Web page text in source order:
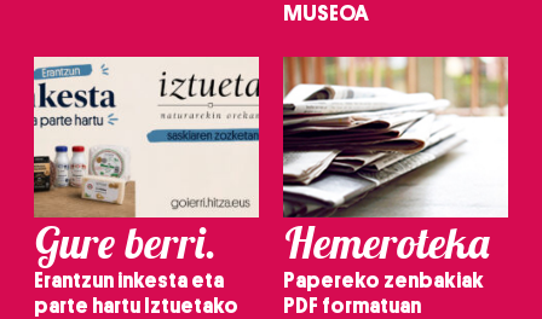
MUSEOA
Gure berri.
Erantzun inkesta eta
parte hartu Iztuetako
Hemeroteka
Papereko zenbakiak
PDF formatuan